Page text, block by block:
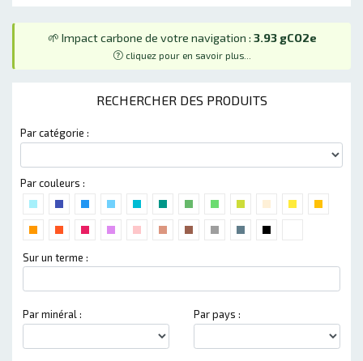
🌱 Impact carbone de votre navigation : 3.93 gCO2e
cliquez pour en savoir plus...
RECHERCHER DES PRODUITS
Par catégorie :
Par couleurs :
Sur un terme :
Par minéral : Par pays :